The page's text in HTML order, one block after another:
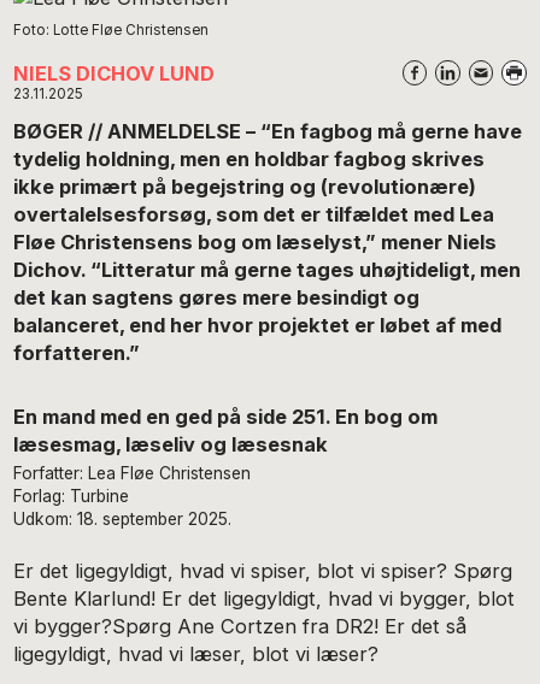
Foto: Lotte Fløe Christensen
NIELS DICHOV LUND
23.11.2025
BØGER // ANMELDELSE – “En fagbog må gerne have
tydelig holdning, men en holdbar fagbog skrives
ikke primært på begejstring og (revolutionære)
overtalelsesforsøg, som det er tilfældet med Lea
Fløe Christensens bog om læselyst,” mener Niels
Dichov. “Litteratur må gerne tages uhøjtideligt, men
det kan sagtens gøres mere besindigt og
balanceret, end her hvor projektet er løbet af med
forfatteren.”
En mand med en ged på side 251. En bog om
læsesmag, læseliv og læsesnak
Forfatter: Lea Fløe Christensen
Forlag: Turbine
Udkom: 18. september 2025.
Er det ligegyldigt, hvad vi spiser, blot vi spiser? Spørg
Bente Klarlund! Er det ligegyldigt, hvad vi bygger, blot
vi bygger?Spørg Ane Cortzen fra DR2! Er det så
ligegyldigt, hvad vi læser, blot vi læser?